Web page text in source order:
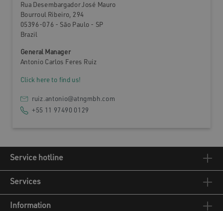
Rua Desembargador José Mauro
Bourroul Ribeiro, 294
05396-076 - São Paulo - SP
Brazil
General Manager
Antonio Carlos Feres Ruiz
Click here to find us!
ruiz.antonio@atngmbh.com
+55 11 97490 0129
Service hotline
Services
Information